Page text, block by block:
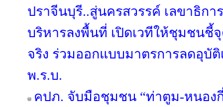
ปราจีนบุรี..สู่นครสวรรค์ เลขาธิก
บริหารลงพื้นที่ เปิดเวทีให้ชุมชนชี้
จริง ร่วมออกแบบมาตรการลดอุบัติ
พ.ร.บ.
คปภ. จับมือชุมชน “ท่าตูม-หนอง